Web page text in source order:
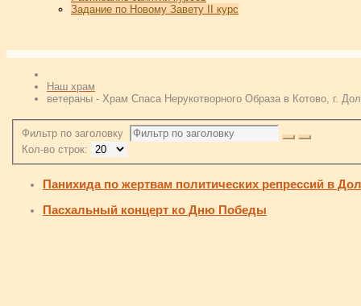
Задание по Новому Завету II курс
Наш храм
ветераны - Храм Спаса Нерукотворного Образа в Котово, г.
Фильтр по заголовку
Кол-во строк:
Панихида по жертвам политических репрессий в
Пасхальный концерт ко Дню Победы